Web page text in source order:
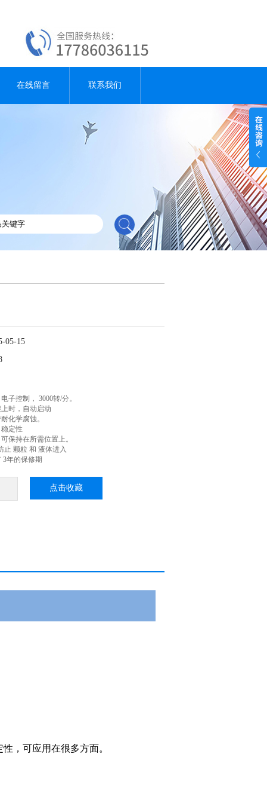
在线留言 联系我们
05-15
子控制， 3000转/分。
时，自动启动
化学腐蚀。
定性
保持在所需位置上。
止 颗粒 和 液体进入
3年的保修期
点击收藏
，可应用在很多方面。